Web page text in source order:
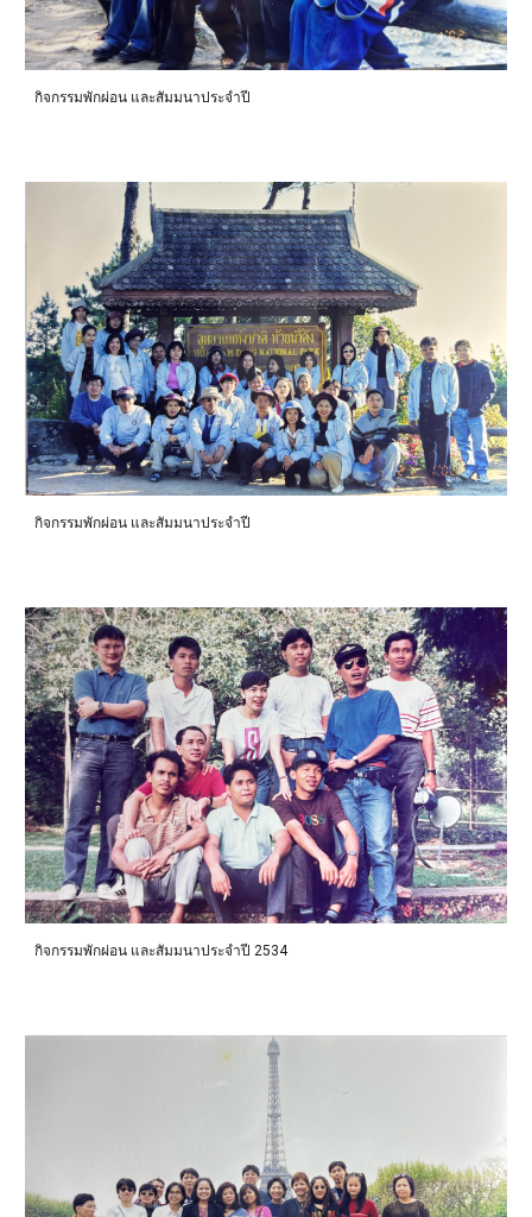
กิจกรรมพักผ่อน และสัมมนาประจำปี
กิจกรรมพักผ่อน และสัมมนาประจำปี
กิจกรรมพักผ่อน และสัมมนาประจำปี 2534